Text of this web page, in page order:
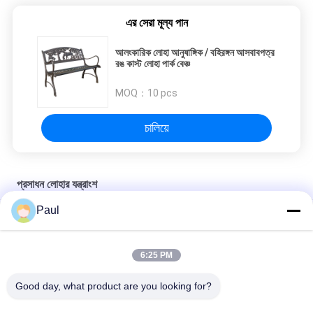
এর সেরা মূল্য পান
আলংকারিক লোহা আনুষাঙ্গিক / বহিরঙ্গন আসবাবপত্র
রঙ কাস্ট লোহা পার্ক বেঞ্চ
MOQ： 10 pcs
চালিয়ে
প্রসাধন লোহার যন্ত্রাংশ
ঢালাই লোহা প্রাচীন অলঙ্কার লোহা যন্ত্রাংশ বাগান ফুল পাত্র 182 কেজি ওজন
Paul
6:25 PM
Good day, what product are you looking for?